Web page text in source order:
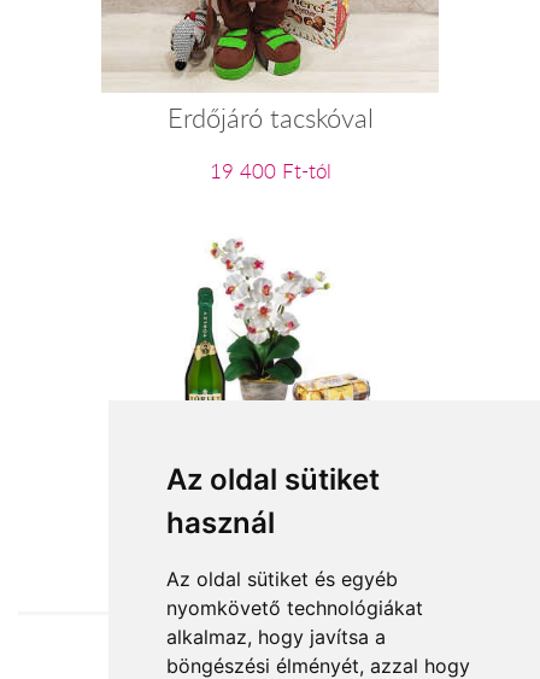
Az oldal sütiket
használ
Az oldal sütiket és egyéb
nyomkövető technológiákat
alkalmaz, hogy javítsa a
böngészési élményét, azzal hogy
Erdőjáró tacskóval
19 400 Ft-tól
Jókívánság
27 800 Ft-tól